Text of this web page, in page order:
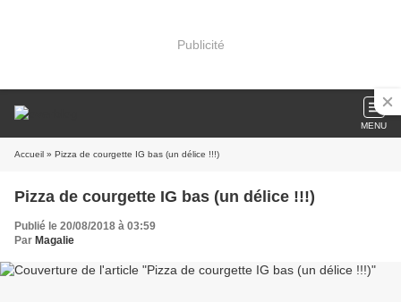
Publicité
MENU
Accueil » Pizza de courgette IG bas (un délice !!!)
Pizza de courgette IG bas (un délice !!!)
Publié le 20/08/2018 à 03:59
Par Magalie